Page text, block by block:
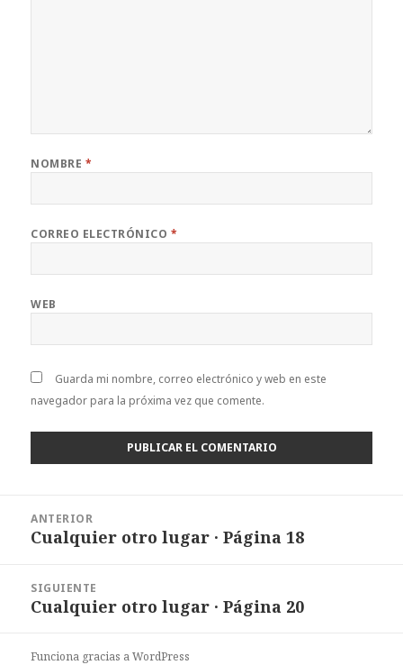
NOMBRE *
CORREO ELECTRÓNICO *
WEB
Guarda mi nombre, correo electrónico y web en este
navegador para la próxima vez que comente.
entradas
ANTERIOR
Entrada
Cualquier otro lugar · Página 18
SIGUIENTE
Entrada
Cualquier otro lugar · Página 20
Funciona gracias a WordPress